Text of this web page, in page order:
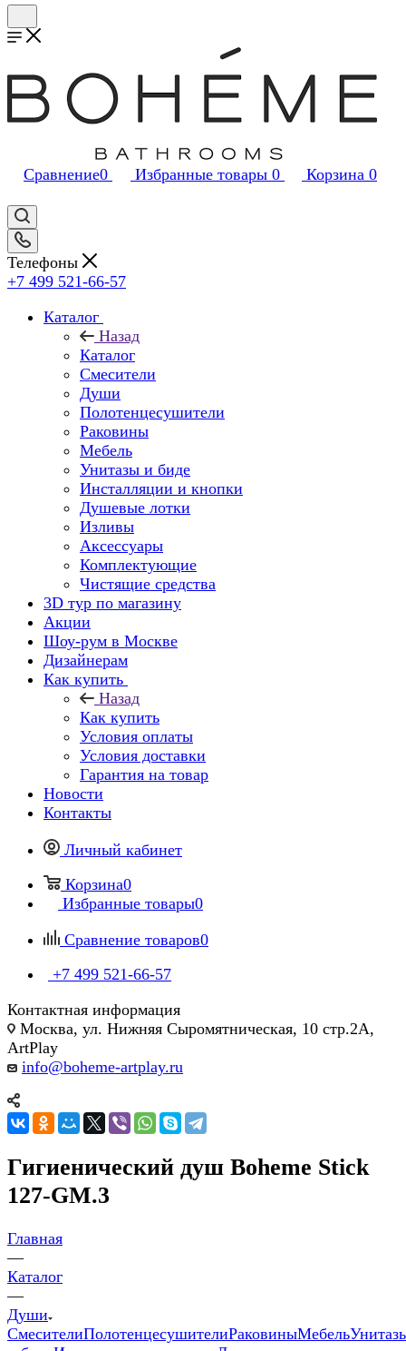
Сравнение0 Избранные товары 0 Корзина 0
Телефоны
+7 499 521-66-57
Каталог
Назад
Каталог
Смесители
Души
Полотенцесушители
Раковины
Мебель
Унитазы и биде
Инсталляции и кнопки
Душевые лотки
Изливы
Аксессуары
Комплектующие
Чистящие средства
3D тур по магазину
Акции
Шоу-рум в Москве
Дизайнерам
Как купить
Назад
Как купить
Условия оплаты
Условия доставки
Гарантия на товар
Новости
Контакты
Личный кабинет
Корзина0
Избранные товары0
Сравнение товаров0
+7 499 521-66-57
Контактная информация
Москва, ул. Нижняя Сыромятническая, 10 стр.2А,
ArtPlay
info@boheme-artplay.ru
Гигиенический душ Boheme Stick
127-GM.3
Главная
—
Каталог
—
Души
СмесителиПолотенцесушителиРаковиныМебель